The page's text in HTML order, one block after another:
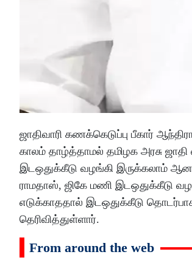
ஜாதிவாரி கணக்கெடுப்பு பீகார்
காலம் தாழ்த்தாமல் தமிழக அரசு
இடஒதுக்கீடு வழங்கி இருக்கலாம்
ராமதாஸ், ஜிகே மணி இடஒதுக்கீடு
எடுக்காததால் இடஒதுக்கீடு
தெரிவித்துள்ளார்.
From around the web